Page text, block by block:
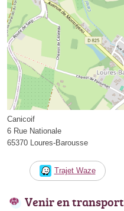
Canicoif
6 Rue Nationale
65370 Loures-Barousse
Trajet Waze
Venir en